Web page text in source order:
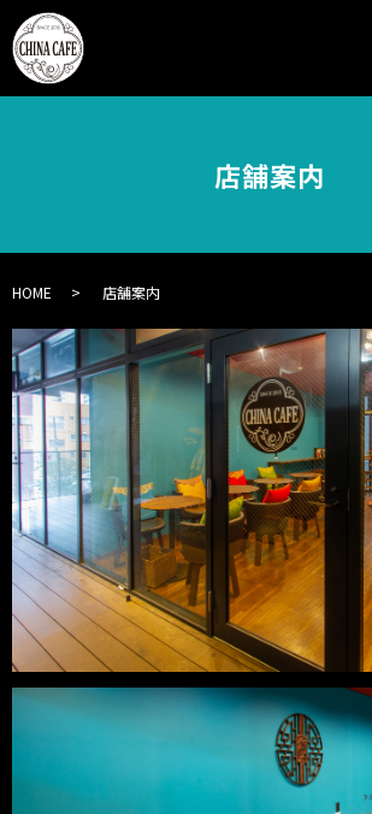
店舗案内
HOME 店舗案内